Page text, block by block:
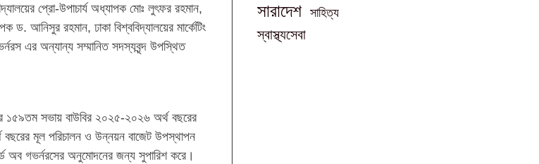
প্রো-উপাচার্য অধ্যাপক মোঃ লুৎফর রহমান,
ড. আনিসুর রহমান, ঢাকা বিশ্ববিদ্যালয়ের মার্কেটিং
এর অন্যান্য সম্মানিত সদস্যবৃন্দ উপস্থিত
১৫৯তম সভায় বাউবির ২০২৫-২০২৬ অর্থ বছরের
মূল পরিচালন ও উন্নয়ন বাজেট উপস্থাপন
অব গভর্নরসের অনুমোদনের জন্য সুপারিশ করে।
সারাদেশ সাহিত্য
স্বাস্থ্যসেবা